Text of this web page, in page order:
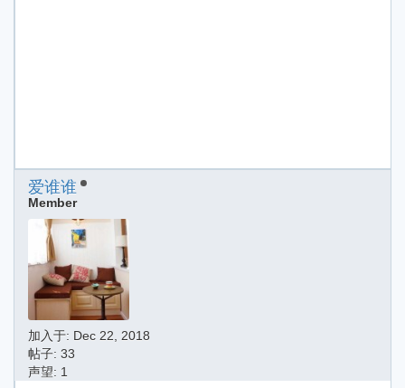
爱谁谁
Member
加入于: Dec 22, 2018
帖子: 33
声望: 1